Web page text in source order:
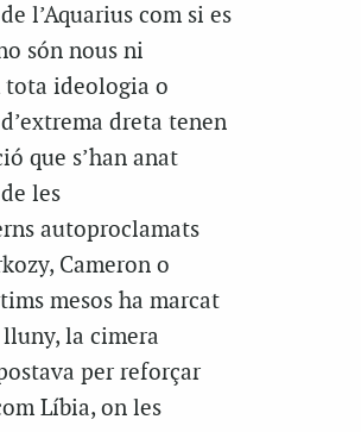
l’Aquarius com si es
són nous ni
tota ideologia o
dreta tenen
que s’han anat
les
autoproclamats
Cameron o
mesos ha marcat
lluny, la cimera
per reforçar
Líbia, on les